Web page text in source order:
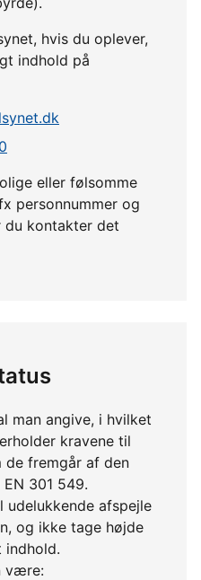
hvis du oplever,
indhold på
eller følsomme
personnummer og
du kontakter det
man angive, i hvilket
kravene til
fremgår af den
301 549.
udelukkende afspejle
og ikke tage højde
være: